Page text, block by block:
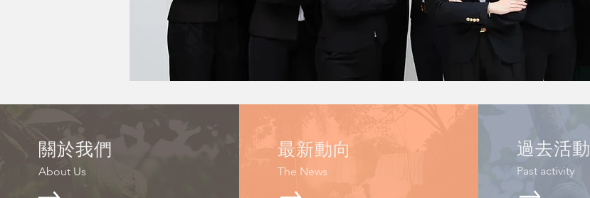
關於我們
About Us
​最新動向
The News
過去活動
Past activity